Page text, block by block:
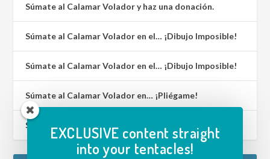
Súmate al Calamar Volador y haz una donación.
Súmate al Calamar Volador en el… ¡Dibujo Imposible!
Súmate al Calamar Volador en el… ¡Dibujo Imposible!
Súmate al Calamar Volador en… ¡Pliégame!
Súmate al Calamar Volador en… ¡Lenguaje de Signos!
EXCLUSIVE content straight
into your tentacles!